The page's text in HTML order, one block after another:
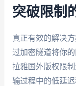
突破限制
真正有效的解决
过加密隧道将你
拉雅国外版权限
输过程中的低延